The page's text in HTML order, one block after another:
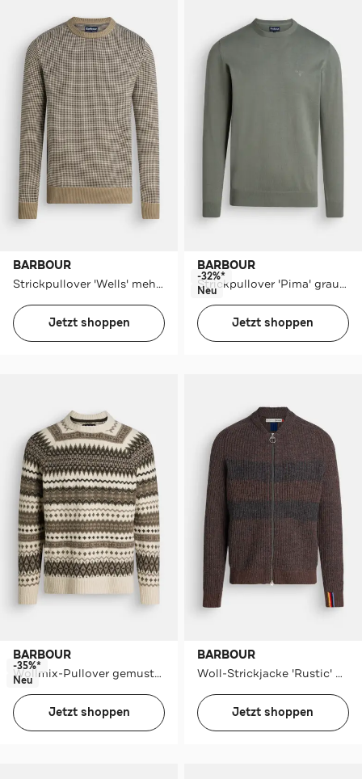
BARBOUR
Strickpullover 'Wells' mehrfarbig
Jetzt shoppen
BARBOUR
Strickpullover 'Pima' graublau
-32%*
Neu
Jetzt shoppen
BARBOUR
Wollmix-Pullover gemustert
-35%*
Neu
Jetzt shoppen
BARBOUR
Woll-Strickjacke 'Rustic' mehrfarbig
Jetzt shoppen